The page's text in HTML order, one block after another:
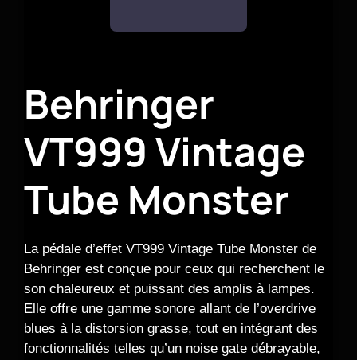
Behringer
VT999 Vintage
Tube Monster
La pédale d’effet VT999 Vintage Tube Monster de
Behringer est conçue pour ceux qui recherchent le
son chaleureux et puissant des amplis à lampes.
Elle offre une gamme sonore allant de l’overdrive
blues à la distorsion grasse, tout en intégrant des
fonctionnalités telles qu’un noise gate débrayable,